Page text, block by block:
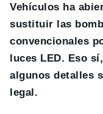
Vehículos ha
sustituir las
convencionales
luces LED. Eso
algunos detalles
legal.